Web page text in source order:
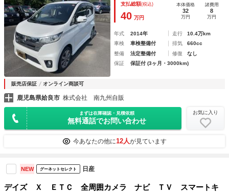
支払総額(税込)
40 万円
本体価格
32
万円
諸費用
8
万円
年式 2014年 走行
10.4万km
車検
車検整備付 排気
660cc
整備
法定整備付 修復
なし
保証
保証付 (3ヶ月・3000km)
販売店保証 オンライン商談可
鹿児島県姶良市 株式会社 南九州自販
まずは在庫確認・見積依頼
無料通話でお問い合わせ
お気に入り
今あなたの他に12人が見ています
NEW グーネットセレクト 日産
デイズ Ｘ ＥＴＣ 全周囲カメラ ナビ ＴＶ スマートキ